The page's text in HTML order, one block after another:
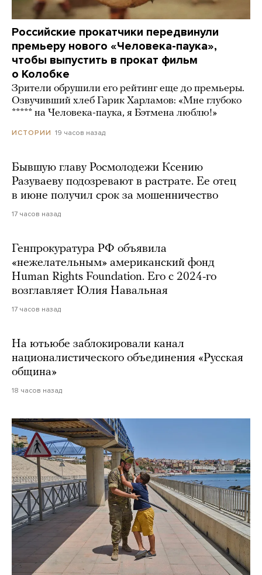
Российские прокатчики передвинули
премьеру нового «Человека-паука»,
чтобы выпустить в прокат фильм
о Колобке
Зрители обрушили его рейтинг еще до премьеры.
Озвучивший хлеб Гарик Харламов: «Мне глубоко
***** на Человека-паука, я Бэтмена люблю!»
ИСТОРИИ 19 часов назад
Бывшую главу Росмолодежи Ксению
Разуваеву подозревают в растрате. Ее отец
в июне получил срок за мошенничество
17 часов назад
Генпрокуратура РФ объявила
«нежелательным» американский фонд
Human Rights Foundation. Его с 2024-го
возглавляет Юлия Навальная
17 часов назад
На ютьюбе заблокировали канал
националистического объединения «Русская
община»
18 часов назад